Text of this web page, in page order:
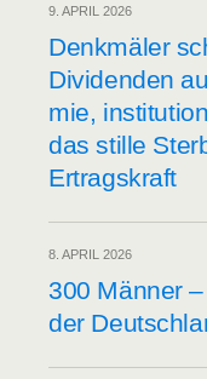
9. APRIL 2026
Denk­mä­ler
Divi­den­den
mie,
das stil­le
Ertragskraft
8. APRIL 2026
300 Män­ner
der